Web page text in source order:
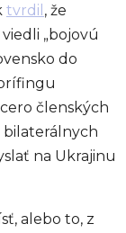
tvrdil , že
„bojovú
do
členských
bilaterálnych
na Ukrajinu
alebo to, z